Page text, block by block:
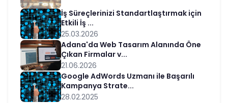
İş Süreçlerinizi Standartlaştırmak için
Etkili İş ...
25.03.2026
Adana'da Web Tasarım Alanında Öne
Çıkan Firmalar v...
21.06.2026
Google AdWords Uzmanı ile Başarılı
Kampanya Strate...
28.02.2025